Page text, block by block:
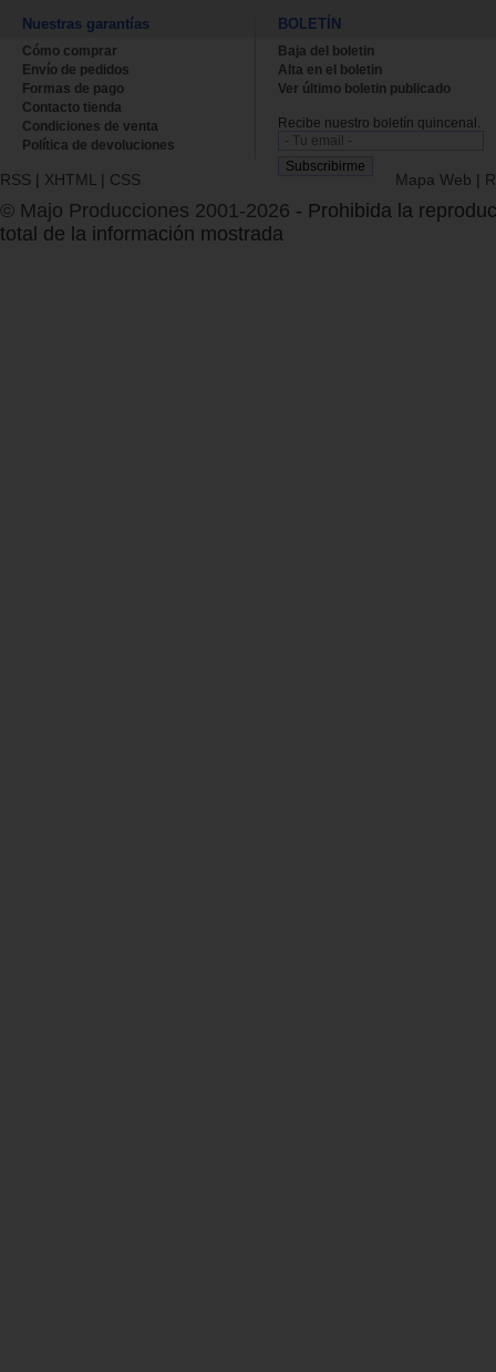
Nuestras garantías
Cómo comprar
Envío de pedidos
Formas de pago
Contacto tienda
Condiciones de venta
Política de devoluciones
BOLETÍN
Baja del boletin
Alta en el boletin
Ver último boletin publicado
Recibe nuestro boletín quincenal.
RSS | XHTML | CSS Mapa Web |
© Majo Producciones 2001-2026 - Prohibida la
total de la información mostrada